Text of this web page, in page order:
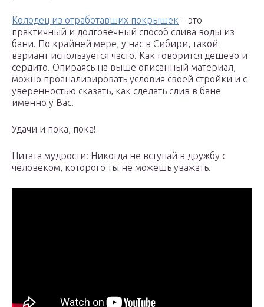
Колодец из отработавших покрышек – это
практичный и долговечный способ слива воды из
бани. По крайней мере, у нас в Сибири, такой
вариант используется часто. Как говорится дёшево и
сердито. Опираясь на выше описанный материал,
можно проанализировать условия своей стройки и с
уверенностью сказать, как сделать слив в бане
именно у Вас.
Удачи и пока, пока!
Цитата мудрости: Никогда не вступай в дружбу с
человеком, которого ты не можешь уважать.